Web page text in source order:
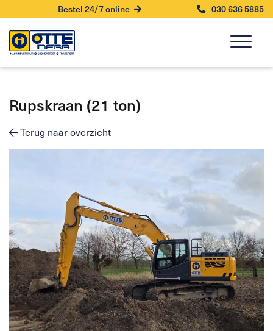
Bestel 24/7 online 030 636 5885
Rupskraan (21 ton)
Terug naar overzicht